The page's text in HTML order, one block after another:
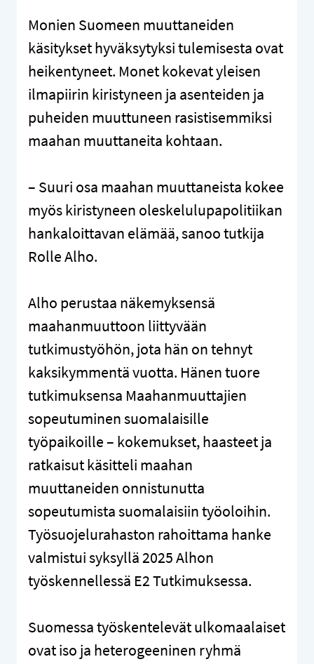
Monien Suomeen muuttaneiden
käsitykset hyväksytyksi tulemisesta ovat
heikentyneet. Monet kokevat yleisen
ilmapiirin kiristyneen ja asenteiden ja
puheiden muuttuneen rasistisemmiksi
maahan muuttaneita kohtaan.
– Suuri osa maahan muuttaneista kokee
myös kiristyneen oleskelulupapolitiikan
hankaloittavan elämää, sanoo tutkija
Rolle Alho.
Alho perustaa näkemyksensä
maahanmuuttoon liittyvään
tutkimustyöhön, jota hän on tehnyt
kaksikymmentä vuotta. Hänen tuore
tutkimuksensa Maahanmuuttajien
sopeutuminen suomalaisille
työpaikoille – kokemukset, haasteet ja
ratkaisut käsitteli maahan
muuttaneiden onnistunutta
sopeutumista suomalaisiin työoloihin.
Työsuojelurahaston rahoittama hanke
valmistui syksyllä 2025 Alhon
työskennellessä E2 Tutkimuksessa.
Suomessa työskentelevät ulkomaalaiset
ovat iso ja heterogeeninen ryhmä